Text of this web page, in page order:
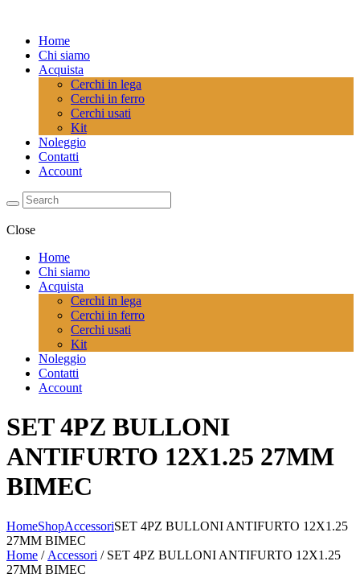
Home
Chi siamo
Acquista
Cerchi in lega
Cerchi in ferro
Cerchi usati
Kit
Noleggio
Contatti
Account
Close
Home
Chi siamo
Acquista
Cerchi in lega
Cerchi in ferro
Cerchi usati
Kit
Noleggio
Contatti
Account
SET 4PZ BULLONI
ANTIFURTO 12X1.25 27MM
BIMEC
HomeShopAccessoriSET 4PZ BULLONI ANTIFURTO 12X1.25
27MM BIMEC
Home / Accessori / SET 4PZ BULLONI ANTIFURTO 12X1.25
27MM BIMEC